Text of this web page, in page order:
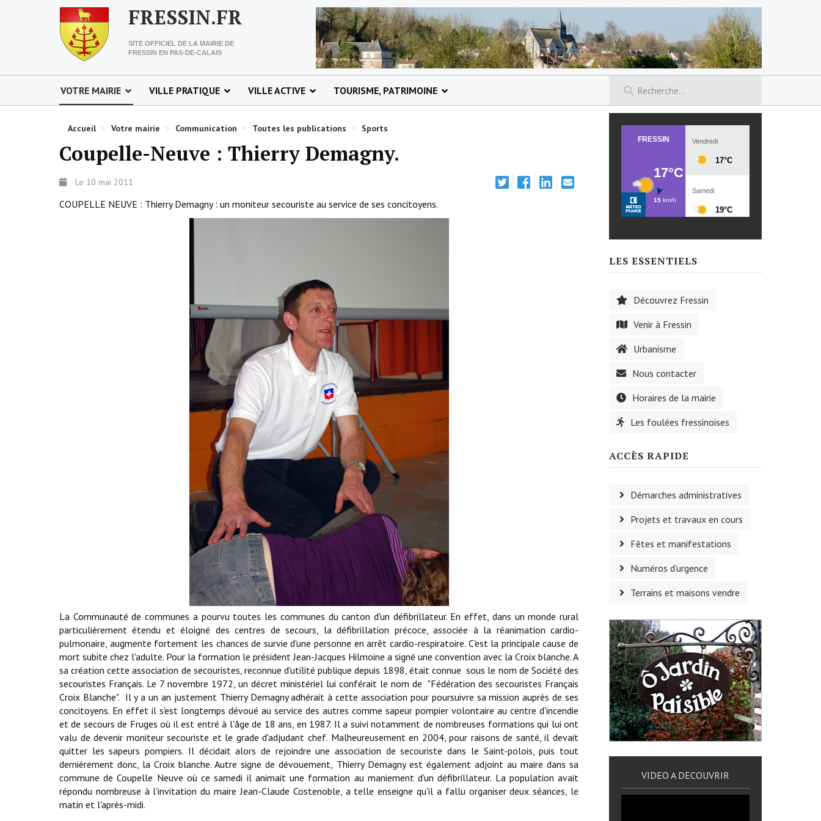
FRESSIN.FR
SITE OFFICIEL DE LA MAIRIE DE
FRESSIN EN PAS-DE-CALAIS
VOTRE MAIRIE VILLE PRATIQUE VILLE ACTIVE TOURISME, PATRIMOINE
Accueil > Votre mairie > Communication > Toutes les publications > Sports
Coupelle-Neuve : Thierry Demagny.
Le 10 mai 2011
COUPELLE NEUVE : Thierry Demagny : un moniteur secouriste au service de ses concitoyens.
La Communauté de communes a pourvu toutes les communes du canton d'un défibrillateur. En effet, dans un monde rural
particulièrement étendu et éloigné des centres de secours, la défibrillation précoce, associée à la réanimation cardio-
pulmonaire, augmente fortement les chances de survie d'une personne en arrêt cardio-respiratoire. C'est la principale cause de
mort subite chez l'adulte. Pour la formation le président Jean-Jacques Hilmoine a signé une convention avec la Croix blanche. A
sa création cette association de secouristes, reconnue d'utilité publique depuis 1898, était connue sous le nom de Société des
secouristes Français. Le 7 novembre 1972, un décret ministériel lui conférait le nom de "Fédération des secouristes Français
Croix Blanche". Il y a un an justement Thierry Demagny adhérait à cette association pour poursuivre sa mission auprès de ses
concitoyens. En effet il s'est longtemps dévoué au service des autres comme sapeur pompier volontaire au centre d'incendie
et de secours de Fruges où il est entré à l'âge de 18 ans, en 1987. Il a suivi notamment de nombreuses formations qui lui ont
valu de devenir moniteur secouriste et le grade d'adjudant chef. Malheureusement en 2004, pour raisons de santé, il devait
quitter les sapeurs pompiers. Il décidait alors de rejoindre une association de secouriste dans le Saint-polois, puis tout
dernièrement donc, la Croix blanche. Autre signe de dévouement, Thierry Demagny est également adjoint au maire dans sa
commune de Coupelle Neuve où ce samedi il animait une formation au maniement d'un défibrillateur. La population avait
répondu nombreuse à l'invitation du maire Jean-Claude Costenoble, a telle enseigne qu'il a fallu organiser deux séances, le
matin et l'après-midi.
LES ESSENTIELS
Découvrez Fressin
Venir à Fressin
Urbanisme
Nous contacter
Horaires de la mairie
Les foulées fressinoises
ACCÈS RAPIDE
Démarches administratives
Projets et travaux en cours
Fêtes et manifestations
Numéros d'urgence
Terrains et maisons vendre
VIDEO A DECOUVRIR